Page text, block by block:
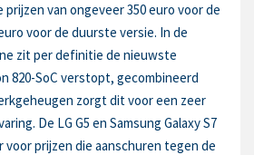
van ongeveer 350 euro voor de
voor de duurste versie. In de
zit per definitie de nieuwste
820-SoC verstopt, gecombineerd
zorgt dit voor een zeer
De LG G5 en Samsung Galaxy S7
voor prijzen die aanschuren tegen de